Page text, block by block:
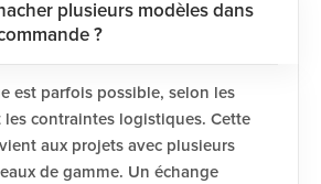
plusieurs modèles dans
?
est parfois possible, selon les
les contraintes logistiques. Cette
aux projets avec plusieurs
de gamme. Un échange